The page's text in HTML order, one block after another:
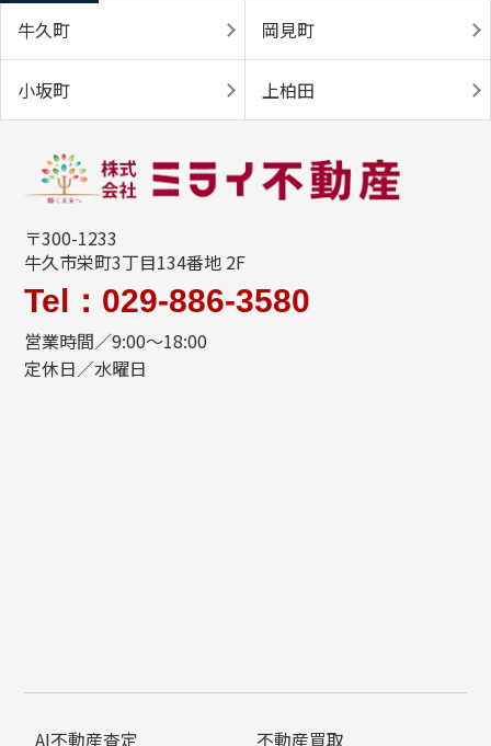
牛久町 岡見町
小坂町 上柏田
〒300-1233
牛久市栄町3丁目134番地 2F
Tel：029-886-3580
営業時間／9:00～18:00
定休日／水曜日
AI不動産査定 不動産買取